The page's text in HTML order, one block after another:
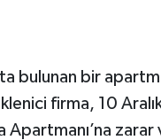
bulunan bir
firma, 10
Apartmanı’na zarar